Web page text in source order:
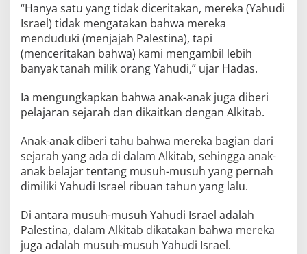
“Hanya satu yang tidak diceritakan, mereka (Yahudi
Israel) tidak mengatakan bahwa mereka
menduduki (menjajah Palestina), tapi
(menceritakan bahwa) kami mengambil lebih
banyak tanah milik orang Yahudi,” ujar Hadas.
Ia mengungkapkan bahwa anak-anak juga diberi
pelajaran sejarah dan dikaitkan dengan Alkitab.
Anak-anak diberi tahu bahwa mereka bagian dari
sejarah yang ada di dalam Alkitab, sehingga anak-
anak belajar tentang musuh-musuh yang pernah
dimiliki Yahudi Israel ribuan tahun yang lalu.
Di antara musuh-musuh Yahudi Israel adalah
Palestina, dalam Alkitab dikatakan bahwa mereka
juga adalah musuh-musuh Yahudi Israel.